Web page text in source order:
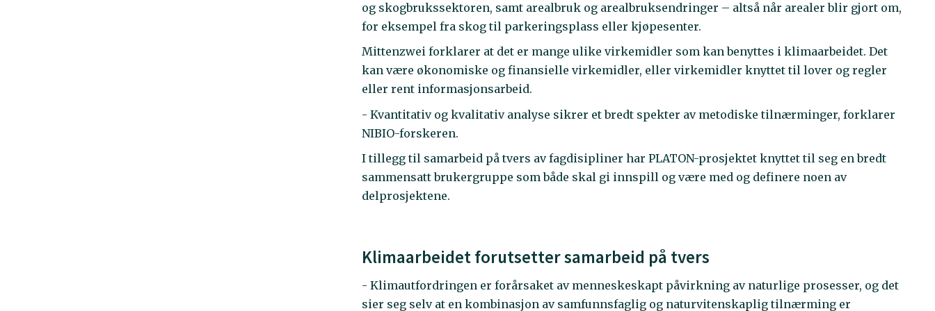
og skogbrukssektoren, samt arealbruk og arealbruksendringer – altså når arealer blir gjort om,
for eksempel fra skog til parkeringsplass eller kjøpesenter.
Mittenzwei forklarer at det er mange ulike virkemidler som kan benyttes i klimaarbeidet. Det
kan være økonomiske og finansielle virkemidler, eller virkemidler knyttet til lover og regler
eller rent informasjonsarbeid.
- Kvantitativ og kvalitativ analyse sikrer et bredt spekter av metodiske tilnærminger, forklarer
NIBIO-forskeren.
I tillegg til samarbeid på tvers av fagdisipliner har PLATON-prosjektet knyttet til seg en bredt
sammensatt brukergruppe som både skal gi innspill og være med og definere noen av
delprosjektene.
Klimaarbeidet forutsetter samarbeid på tvers
- Klimautfordringen er forårsaket av menneskeskapt påvirkning av naturlige prosesser, og det
sier seg selv at en kombinasjon av samfunnsfaglig og naturvitenskaplig tilnærming er